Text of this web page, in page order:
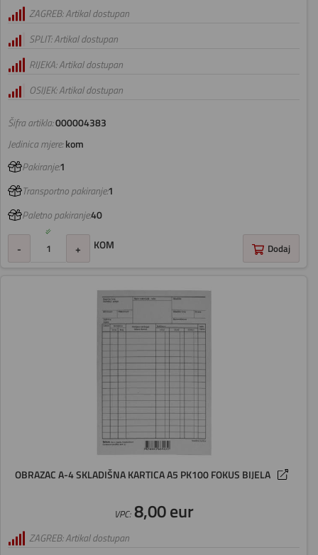
Šifra artikla:000004383
ZAGREB: Artikal dostupan
SPLIT: Artikal dostupan
RIJEKA: Artikal dostupan
OSIJEK: Artikal dostupan
Jedinica mjere:kom
Pakiranje:1
Transportno pakiranje:1
Paletno pakiranje:40
- + KOM Dodaj
OBRAZAC A-4 SKLADIŠNA KARTICA A5 PK100 FOKUS BIJELA
VPC:8,00 eur
ZAGREB: Artikal dostupan